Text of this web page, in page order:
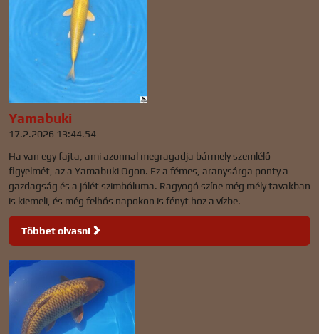
Yamabuki
17.2.2026 13:44.54
Ha van egy fajta, ami azonnal megragadja bármely szemlélő
figyelmét, az a Yamabuki Ogon. Ez a fémes, aranysárga ponty a
gazdagság és a jólét szimbóluma. Ragyogó színe még mély tavakban
is kiemeli, és még felhős napokon is fényt hoz a vízbe.
Többet olvasni